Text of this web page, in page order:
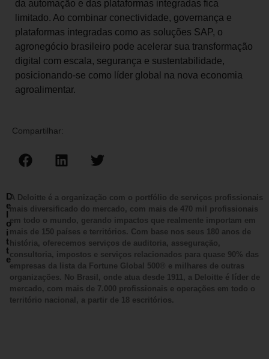
da automação e das plataformas integradas fica
limitado. Ao combinar conectividade, governança e
plataformas integradas como as soluções SAP, o
agronegócio brasileiro pode acelerar sua transformação
digital com escala, segurança e sustentabilidade,
posicionando-se como líder global na nova economia
agroalimentar.
Compartilhar:
D
e
l
o
i
t
t
e
A Deloitte é a organização com o portfólio de serviços profissionais
mais diversificado do mercado, com mais de 470 mil profissionais
em todo o mundo, gerando impactos que realmente importam em
mais de 150 países e territórios. Com base nos seus 180 anos de
história, oferecemos serviços de auditoria, asseguração,
consultoria, impostos e serviços relacionados para quase 90% das
empresas da lista da Fortune Global 500® e milhares de outras
organizações. No Brasil, onde atua desde 1911, a Deloitte é líder de
mercado, com mais de 7.000 profissionais e operações em todo o
território nacional, a partir de 18 escritórios.